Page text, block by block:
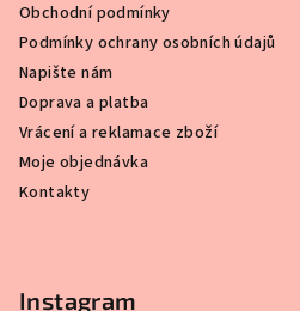
Obchodní podmínky
Podmínky ochrany osobních údajů
Napište nám
Doprava a platba
Vrácení a reklamace zboží
Moje objednávka
Kontakty
Instagram